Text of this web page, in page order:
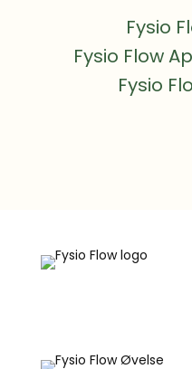
Fysio
Fysio Flow
Fysio